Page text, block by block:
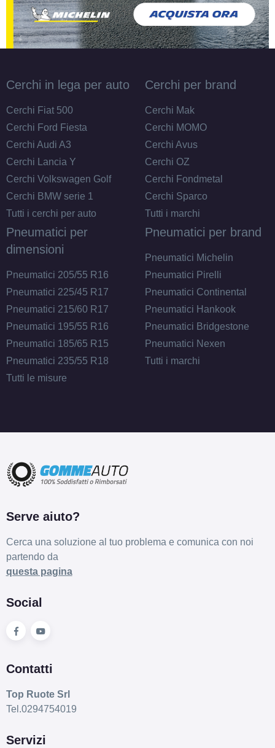
Cerchi in lega per auto
Cerchi Fiat 500
Cerchi Ford Fiesta
Cerchi Audi A3
Cerchi Lancia Y
Cerchi Volkswagen Golf
Cerchi BMW serie 1
Tutti i cerchi per auto
Cerchi per brand
Cerchi Mak
Cerchi MOMO
Cerchi Avus
Cerchi OZ
Cerchi Fondmetal
Cerchi Sparco
Tutti i marchi
Pneumatici per
dimensioni
Pneumatici 205/55 R16
Pneumatici 225/45 R17
Pneumatici 215/60 R17
Pneumatici 195/55 R16
Pneumatici 185/65 R15
Pneumatici 235/55 R18
Tutti le misure
Pneumatici per brand
Pneumatici Michelin
Pneumatici Pirelli
Pneumatici Continental
Pneumatici Hankook
Pneumatici Bridgestone
Pneumatici Nexen
Tutti i marchi
Serve aiuto?
Cerca una soluzione al tuo problema e comunica con noi
partendo da
questa pagina
Social
Contatti
Top Ruote Srl
Tel.0294754019
Servizi